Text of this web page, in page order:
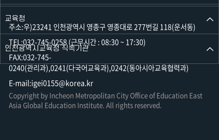
회
수
정
보
를
확
인
할
수
있
습
교육청
인천광역시교육청 직속기관
주소:우)23241 인천광역시 영종구 영종대로 277번길 118(운서동)
TEL:032-745-0258 (근무시간 : 08:30 ~ 17:30)
FAX:032-745-
0240(관리과),0241(다국어교육과),0242(동아시아교육협력과)
E-mail:igei0155@korea.kr
Copyright by Incheon Metropolitan City Office of Education East
Asia Global Education Institute. All rights reserved.